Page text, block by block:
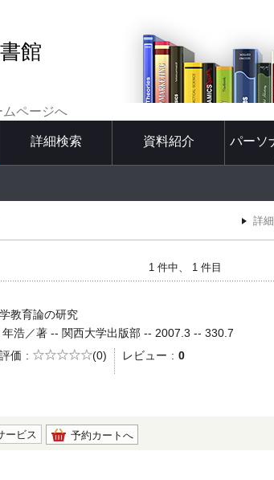
館
ページへ
詳細検索 資料紹介
パーソ
詳
1 件中、 1 件目
教育論の研究
年浩／著 -- 関西大学出版部 -- 2007.3 -- 330.7
価
5段階評価
(0) レビュー 0
ービス 予約カートへ